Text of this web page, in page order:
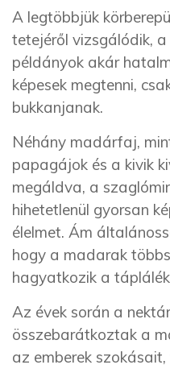
A legtöbbjük
tetejéről vizsgálódik,
példányok akár
képesek megtenni,
bukkanjanak.
Néhány madárfaj,
papagájok és a kivik
megáldva, a
hihetetlenül gyorsan
élelmet. Ám
hogy a madarak
hagyatkozik a
Az évek során a
összebarátkoztak a
az emberek